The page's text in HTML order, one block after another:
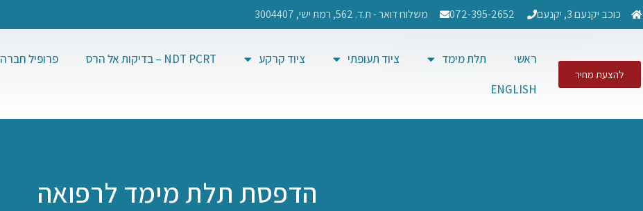
כוכב יקנעם 3, יקנעם 072-395-2652 משלוח דואר - ת.ד. 562, רמת ישי, 3004407​
להצעת מחיר
ראשי תלת מימד ציוד תעופתי ציוד קרקע NDT PCRT – בדיקות אל הרס פרופיל חברה
ENGLISH
הדפסת תלת מימד לרפואה